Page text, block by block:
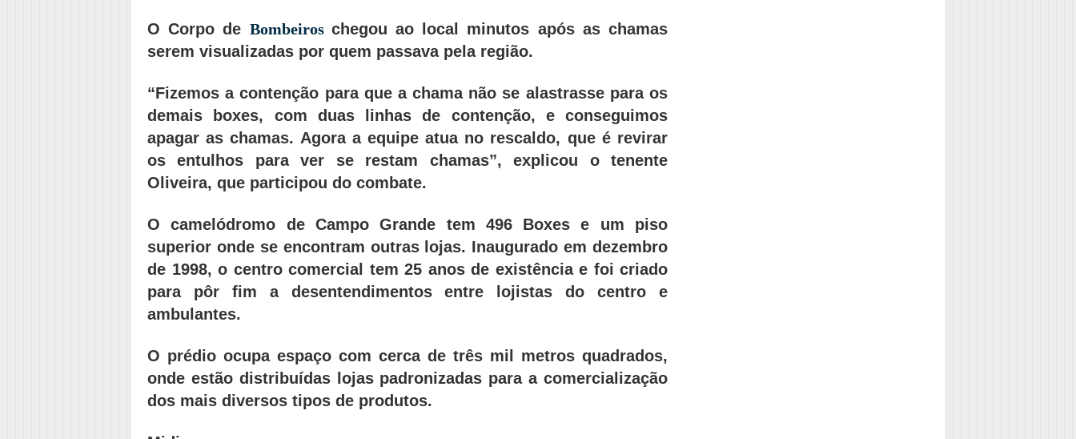
O Corpo de Bombeiros chegou ao local minutos após as chamas
serem visualizadas por quem passava pela região.
“Fizemos a contenção para que a chama não se alastrasse para os
demais boxes, com duas linhas de contenção, e conseguimos
apagar as chamas. Agora a equipe atua no rescaldo, que é revirar
os entulhos para ver se restam chamas”, explicou o tenente
Oliveira, que participou do combate.
O camelódromo de Campo Grande tem 496 Boxes e um piso
superior onde se encontram outras lojas. Inaugurado em dezembro
de 1998, o centro comercial tem 25 anos de existência e foi criado
para pôr fim a desentendimentos entre lojistas do centro e
ambulantes.
O prédio ocupa espaço com cerca de três mil metros quadrados,
onde estão distribuídas lojas padronizadas para a comercialização
dos mais diversos tipos de produtos.